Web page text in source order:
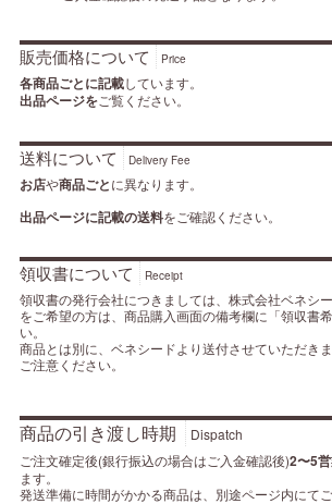
販売価格について Price
各商品ごとに記載しています。
出品ページをご覧ください。
送料について Delivery Fee
お店や商品ごとに異なります。
出品ページに記載の送料をご確認ください。
領収書について Receipt
領収書の発行会社につきましては、株式会社ベネシ
をご希望の方は、商品購入画面の備考欄に「領収書
い。
商品とは別に、ベネシードより送付させていただき
ご注意ください。
商品の引き渡し時期
Dispatch
ご注文確定後(銀行振込の場合はご入金確認後)2〜5
ます。
発送準備に時間がかかる商品は、別途ページ内にてご